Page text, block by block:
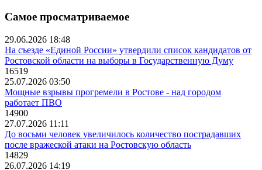
Самое просматриваемое
29.06.2026 18:48
На съезде «Единой России» утвердили список кандидатов от
Ростовской области на выборы в Государственную Думу
16519
25.07.2026 03:50
Мощные взрывы прогремели в Ростове - над городом
работает ПВО
14900
27.07.2026 11:11
До восьми человек увеличилось количество пострадавших
после вражеской атаки на Ростовскую область
14829
26.07.2026 14:19